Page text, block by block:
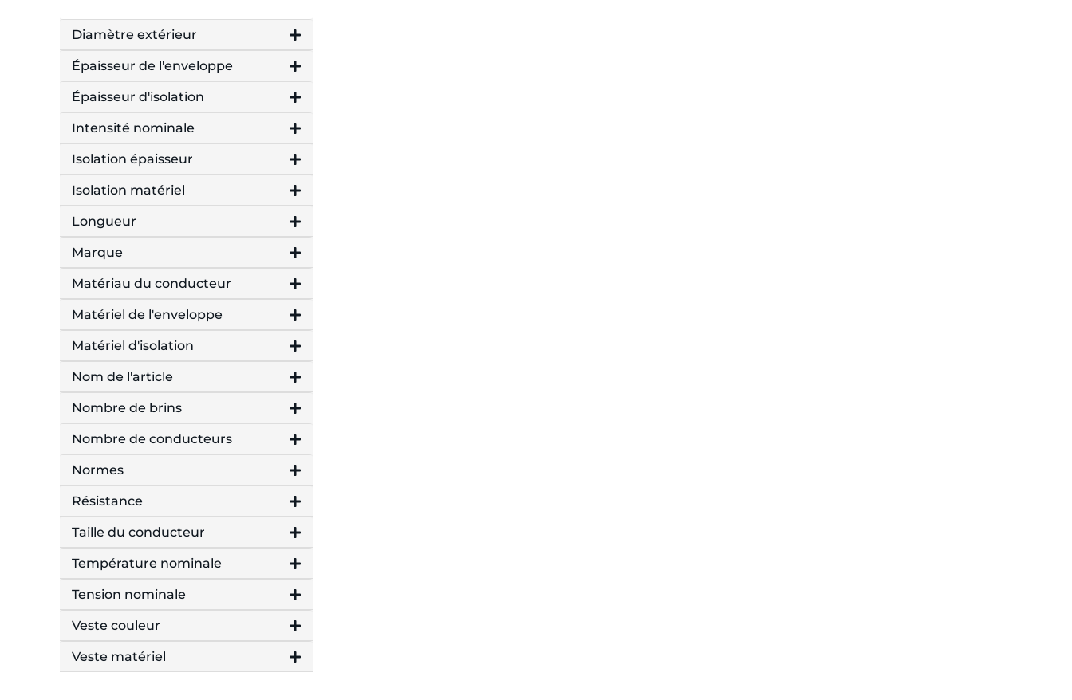
Diamètre extérieur
Épaisseur de l'enveloppe
Épaisseur d'isolation
Intensité nominale
Isolation épaisseur
Isolation matériel
Longueur
Marque
Matériau du conducteur
Matériel de l'enveloppe
Matériel d'isolation
Nom de l'article
Nombre de brins
Nombre de conducteurs
Normes
Résistance
Taille du conducteur
Température nominale
Tension nominale
Veste couleur
Veste matériel